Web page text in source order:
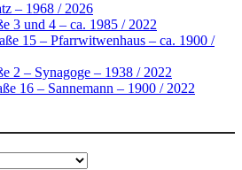
– 1968 / 2026
3 und 4 – ca. 1985 / 2022
15 – Pfarrwitwenhaus – ca. 1900 /
2 – Synagoge – 1938 / 2022
16 – Sannemann – 1900 / 2022